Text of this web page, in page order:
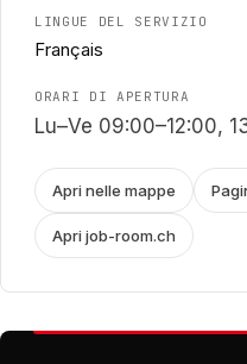
LINGUE DEL SERVIZIO
Français
ORARI DI APERTURA
Lu–Ve 09:00–12:00,
Apri nelle mappe
Apri job-room.ch